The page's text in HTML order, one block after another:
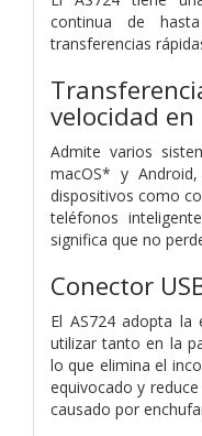
continua de
transferencias
velocidad
Admite varios
macOS* y
dispositivos como
teléfonos
significa que no
Conector
El AS724 adopta la
utilizar tanto en la
lo que elimina el
equivocado y
causado por